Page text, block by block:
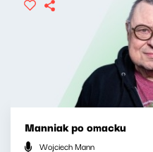
Manniak po omacku
Wojciech Mann